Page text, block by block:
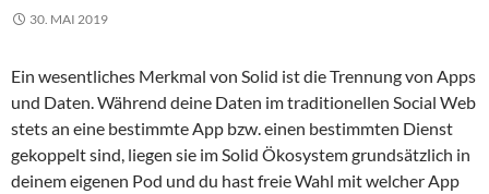
30. MAI 2019
Ein wesentliches Merkmal von Solid ist die Trennung von Apps
und Daten. Während deine Daten im traditionellen Social Web
stets an eine bestimmte App bzw. einen bestimmten Dienst
gekoppelt sind, liegen sie im Solid Ökosystem grundsätzlich in
deinem eigenen Pod und du hast freie Wahl mit welcher App